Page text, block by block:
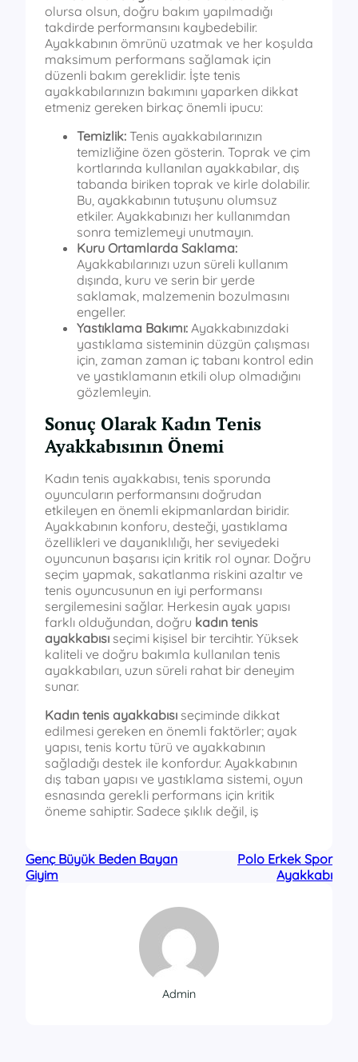
olursa olsun, doğru bakım yapılmadığı
takdirde performansını kaybedebilir.
Ayakkabının ömrünü uzatmak ve her koşulda
maksimum performans sağlamak için
düzenli bakım gereklidir. İşte tenis
ayakkabılarınızın bakımını yaparken dikkat
etmeniz gereken birkaç önemli ipucu:
Temizlik: Tenis ayakkabılarınızın
temizliğine özen gösterin. Toprak ve çim
kortlarında kullanılan ayakkabılar, dış
tabanda biriken toprak ve kirle dolabilir.
Bu, ayakkabının tutuşunu olumsuz
etkiler. Ayakkabınızı her kullanımdan
sonra temizlemeyi unutmayın.
Kuru Ortamlarda Saklama:
Ayakkabılarınızı uzun süreli kullanım
dışında, kuru ve serin bir yerde
saklamak, malzemenin bozulmasını
engeller.
Yastıklama Bakımı: Ayakkabınızdaki
yastıklama sisteminin düzgün çalışması
için, zaman zaman iç tabanı kontrol edin
ve yastıklamanın etkili olup olmadığını
gözlemleyin.
Sonuç Olarak Kadın Tenis
Ayakkabısının Önemi
Kadın tenis ayakkabısı, tenis sporunda
oyuncuların performansını doğrudan
etkileyen en önemli ekipmanlardan biridir.
Ayakkabının konforu, desteği, yastıklama
özellikleri ve dayanıklılığı, her seviyedeki
oyuncunun başarısı için kritik rol oynar. Doğru
seçim yapmak, sakatlanma riskini azaltır ve
tenis oyuncusunun en iyi performansı
sergilemesini sağlar. Herkesin ayak yapısı
farklı olduğundan, doğru kadın tenis
ayakkabısı seçimi kişisel bir tercihtir. Yüksek
kaliteli ve doğru bakımla kullanılan tenis
ayakkabıları, uzun süreli rahat bir deneyim
sunar.
Kadın tenis ayakkabısı seçiminde dikkat
edilmesi gereken en önemli faktörler; ayak
yapısı, tenis kortu türü ve ayakkabının
sağladığı destek ile konfordur. Ayakkabının
dış taban yapısı ve yastıklama sistemi, oyun
esnasında gerekli performans için kritik
öneme sahiptir. Sadece şıklık değil, iş
Genç Büyük Beden Bayan
Giyim
Polo Erkek Spor
Ayakkabı
Admin